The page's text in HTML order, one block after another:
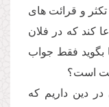
و قرائت هاى
كند كه در فلان
بگوید فقط جواب
است؟
در دین داریم كه